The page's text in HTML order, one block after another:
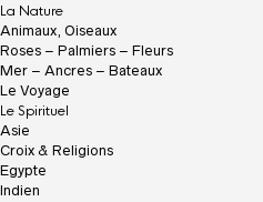
La Nature
Animaux, Oiseaux
Roses – Palmiers – Fleurs
Mer – Ancres – Bateaux
Le Voyage
Le Spirituel
Asie
Croix & Religions
Egypte
Indien